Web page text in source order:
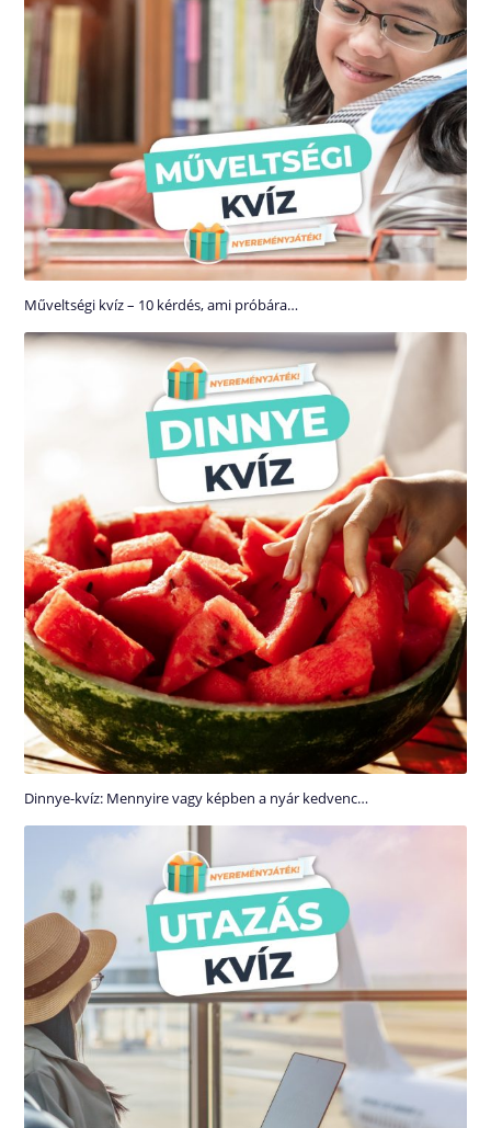
Műveltségi kvíz – 10 kérdés, ami próbára…
Dinnye-kvíz: Mennyire vagy képben a nyár kedvenc…